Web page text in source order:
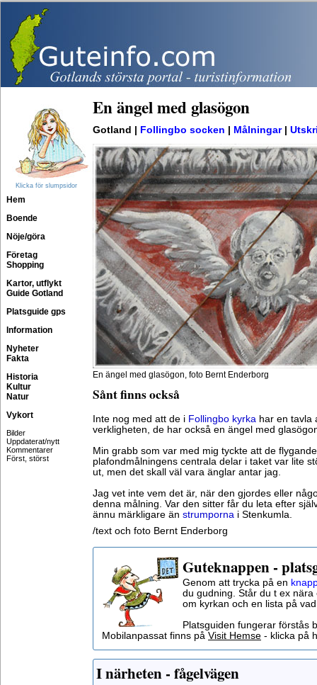
Klicka för slumpsidor
Hem
Boende
Nöje/göra
Företag
Shopping
Kartor, utflykt
Guide Gotland
Platsguide gps
Information
Nyheter
Fakta
Historia
Kultur
Natur
Vykort
Bilder
Uppdaterat/nytt
Kommentarer
Först, störst
En ängel med glasögon
Gotland | Follingbo socken Målningar|
En ängel med glasögon, foto Bernt Enderborg
Sånt finns också
Inte nog med att de i Follingbo kyrka har en tavla
verkligheten, de har också en ängel med
Min grabb som var med mig tyckte att de
plafondmålningens centrala delar i taket var lite
ut, men det skall väl vara änglar antar jag.
Jag vet inte vem det är, när den gjordes eller
denna målning. Var den sitter får du leta efter
ännu märkligare än strumporna i Stenkumla.
/text och foto Bernt Enderborg
Guteknappen -
Genom att trycka på en
du gudning. Står du t ex
om kyrkan och en lista på
Platsguiden fungerar förstås
Mobilanpassat finns på Visit Hemse - klicka på
I närheten - fågelvägen